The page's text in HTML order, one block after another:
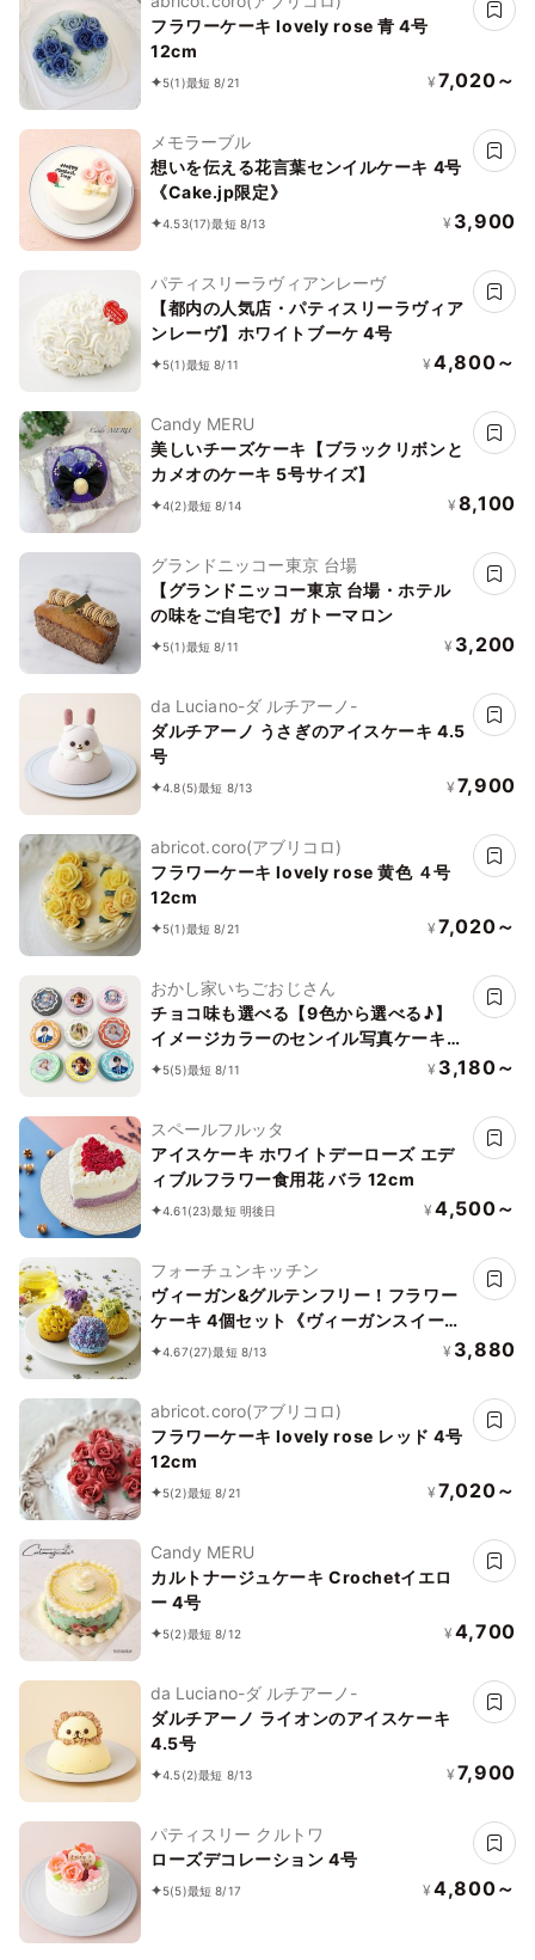
フラワーケーキ lovely rose 青 4号
12cm
5(1)最短 8/21 ¥ 7,020～
メモラーブル
想いを伝える花言葉センイルケーキ 4号
《Cake.jp限定》
4.53(17)最短 8/13 ¥ 3,900
パティスリーラヴィアンレーヴ
【都内の人気店・パティスリーラヴィア
ンレーヴ】ホワイトブーケ 4号
5(1)最短 8/11 ¥ 4,800～
Candy MERU
美しいチーズケーキ【ブラックリボンと
カメオのケーキ 5号サイズ】
4(2)最短 8/14 ¥ 8,100
グランドニッコー東京 台場
【グランドニッコー東京 台場・ホテル
の味をご自宅で】ガトーマロン
5(1)最短 8/11 ¥ 3,200
da Luciano-ダ ルチアーノ-
ダルチアーノ うさぎのアイスケーキ 4.5
号
4.8(5)最短 8/13 ¥ 7,900
abricot.coro(アブリコロ)
フラワーケーキ lovely rose 黄色 ４号
12cm
5(1)最短 8/21 ¥ 7,020～
おかし家いちごおじさん
チョコ味も選べる【9色から選べる♪】
イメージカラーのセンイル写真ケーキ
ライン 3号 1～2名様向け
5(5)最短 8/11 ¥ 3,180～
スペールフルッタ
アイスケーキ ホワイトデーローズ エデ
ィブルフラワー食用花 バラ 12cm
4.61(23)最短 明後日 ¥ 4,500～
フォーチュンキッチン
ヴィーガン&グルテンフリー！フラワー
ケーキ 4個セット《ヴィーガンスイー
ツ》
4.67(27)最短 8/13 ¥ 3,880
abricot.coro(アブリコロ)
フラワーケーキ lovely rose レッド 4号
12cm
5(2)最短 8/21 ¥ 7,020～
Candy MERU
カルトナージュケーキ Crochetイエロ
ー 4号
5(2)最短 8/12 ¥ 4,700
da Luciano-ダ ルチアーノ-
ダルチアーノ ライオンのアイスケーキ
4.5号
4.5(2)最短 8/13 ¥ 7,900
パティスリー クルトワ
ローズデコレーション 4号
5(5)最短 8/17 ¥ 4,800～